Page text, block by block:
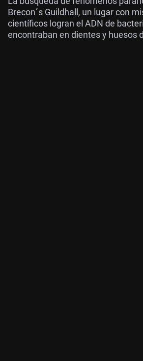
Brecon´s Guildhall, un lugar con
científicos logran el ADN de
encontraban en dientes y huesos